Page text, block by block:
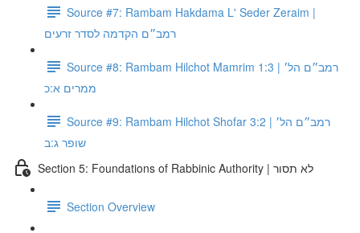
Source #7: Rambam Hakdama L' Seder Zeraim |
רמב״ם הקדמה לסדר זרעים
Source #8: Rambam Hilchot Mamrim 1:3 | רמב״ם הל׳
ממרים א:כ
Source #9: Rambam Hilchot Shofar 3:2 | רמב״ם הל׳
שופר ג:ב
Section 5: Foundations of Rabbinic Authority | לא תסור
Section Overview